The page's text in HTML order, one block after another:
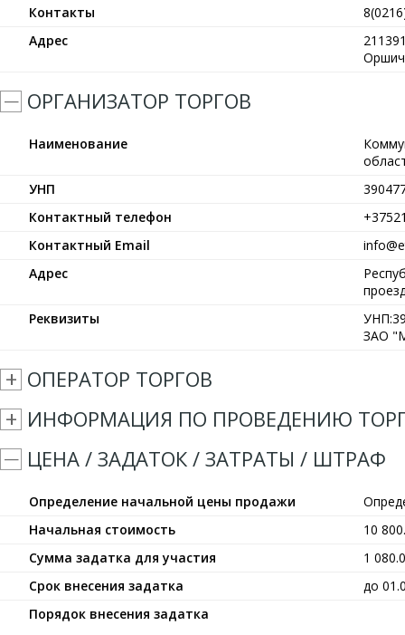
Контакты
Адрес
ОРГАНИЗАТОР ТОРГОВ
Наименование
УНП
Контактный телефон
Контактный Email
Адрес
Реквизиты
ЗАО
ОПЕРАТОР ТОРГОВ
ИНФОРМАЦИЯ ПО ПРОВЕДЕНИЮ
ЦЕНА / ЗАДАТОК / ЗАТРАТЫ / ШТРАФ
Определение начальной цены продажи
Начальная стоимость
10
Сумма задатка для участия
1
Срок внесения задатка
до
Порядок внесения задатка